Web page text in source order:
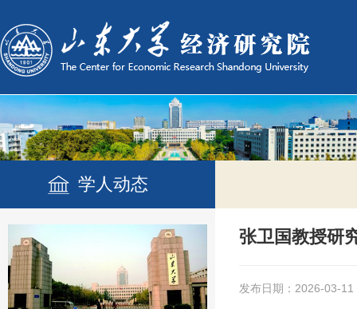
学人动态
张卫国教授研
发布日期：2026-03-11